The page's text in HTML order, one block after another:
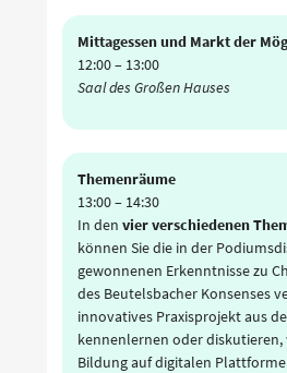
Mittagessen und Markt der
12:00– 13:00
Saal des Großen Hauses
Themenräume
13:00– 14:30
In den vier verschiedenen
können Sie die in der
gewonnenen Erkenntnisse zu
des Beutelsbacher Konsenses
innovatives Praxisprojekt aus
kennenlernen oder
Bildung auf digitalen